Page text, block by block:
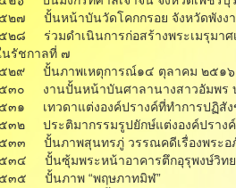
๒๗ ปั้นหน้าบันวัดโคกกรอย จังหวัดพังงา
๒๘ ร่วมดําเนินการก่อสร้างพระเม
นรัชกาลที่ ๗
๕๒๙ ปั้นภาพเหตุการณ์๑๔ ตุลาคม ๒
๓๐ งานปั้นหน้าบันศาลานางสาวอัมพร บุ
๓๑ เทวดาแต่งองค์ปรางค์ที่ทําการป
๓๒ ประติมากรรมรูปยักษ์แต่งองค์ปราง
๓๓ ปั้นภาพสุนทรภู่ วรรณคดีเรื่องพระอ
๓๔ ปั้นซุ้มพระหน้าอาคารตึกอุรุพงษ์วิทย
๓๕ ปั้นภาพ “พฤษภาทมิฬ”